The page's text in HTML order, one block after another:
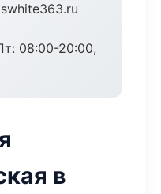
08:00-20:00,
в